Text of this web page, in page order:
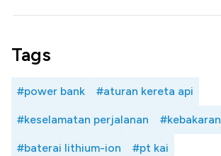
Tags
#power bank #aturan kereta api
#keselamatan perjalanan #kebakaran
#baterai lithium-ion #pt kai